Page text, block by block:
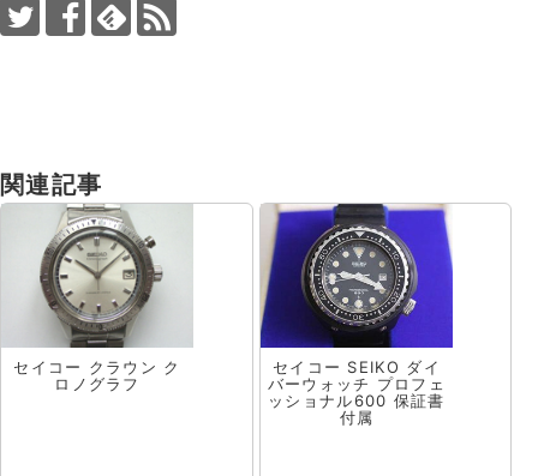
関連記事
セイコー クラウン ク
ロノグラフ
セイコー SEIKO ダイ
バーウォッチ プロフェ
ッショナル600 保証書
付属